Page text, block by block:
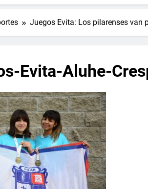
Juegos Evita: Los pilarenses van
Evita-Aluhe-